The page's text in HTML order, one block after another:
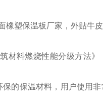
塑保温板厂家，外贴牛
材料燃烧性能分级方法
的保温材料，用户使用